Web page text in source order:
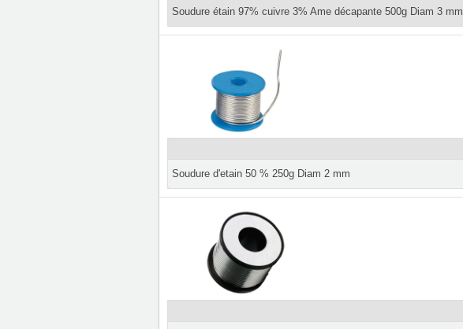
Soudure étain 97% cuivre 3% Ame décapante 500g Diam 3 mm
Soudure d'etain 50 % 250g Diam 2 mm